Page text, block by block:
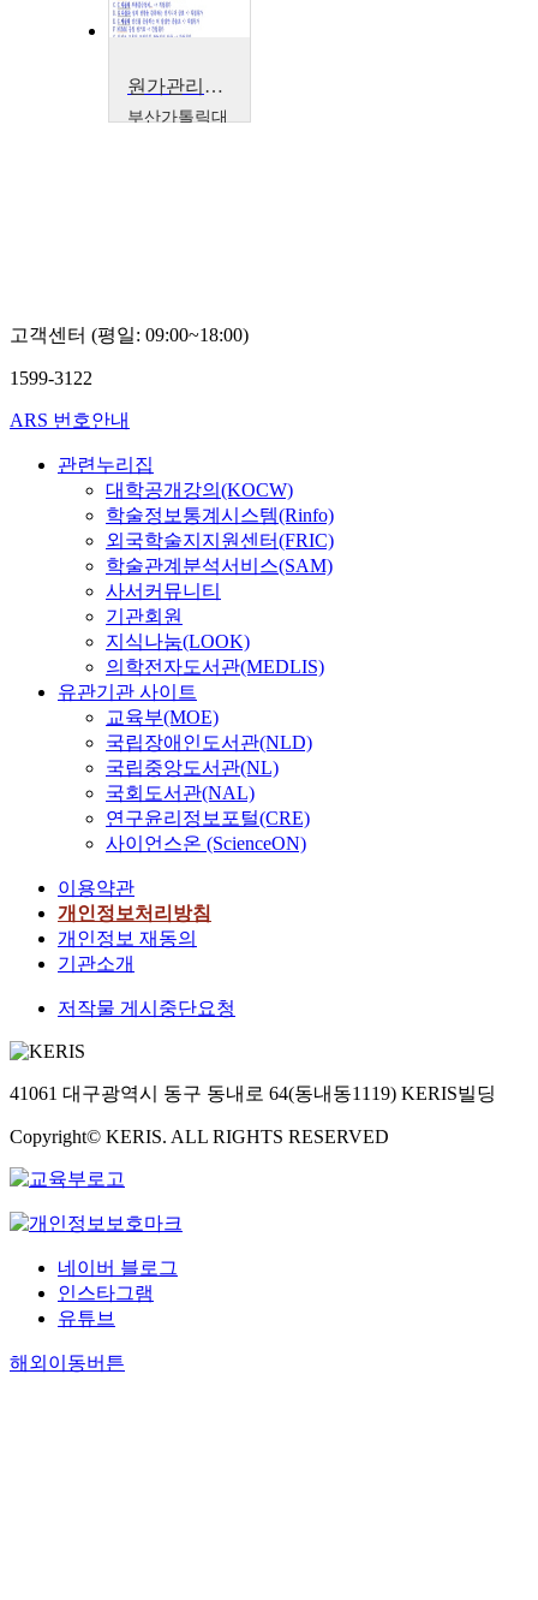
원가관리회계
부산가톨릭대
고객센터 (평일: 09:00~18:00)
1599-3122
ARS 번호안내
관련누리집
대학공개강의(KOCW)
학술정보통계시스템(Rinfo)
외국학술지지원센터(FRIC)
학술관계분석서비스(SAM)
사서커뮤니티
기관회원
지식나눔(LOOK)
의학전자도서관(MEDLIS)
유관기관 사이트
교육부(MOE)
국립장애인도서관(NLD)
국립중앙도서관(NL)
국회도서관(NAL)
연구윤리정보포털(CRE)
사이언스온 (ScienceON)
이용약관
개인정보처리방침
개인정보 재동의
기관소개
저작물 게시중단요청
41061 대구광역시 동구 동내로 64(동내동1119) KERIS빌딩
Copyright© KERIS. ALL RIGHTS RESERVED
네이버 블로그
인스타그램
유튜브
해외이동버튼